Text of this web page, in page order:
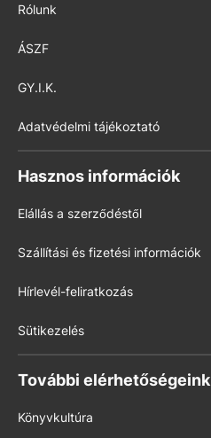
Rólunk
ÁSZF
GY.I.K.
Adatvédelmi tájékoztató
Hasznos információk
Elállás a szerződéstől
Szállítási és fizetési információk
Hírlevél-feliratkozás
Sütikezelés
További elérhetőségeink
Könyvkultúra